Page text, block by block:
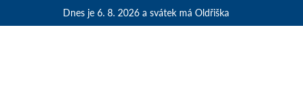
Dnes je 6. 8. 2026 a svátek má Oldřiška